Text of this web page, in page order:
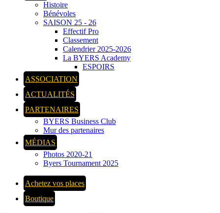
Histoire
Bénévoles
SAISON 25 - 26
Effectif Pro
Classement
Calendrier 2025-2026
La BYERS Academy
ESPOIRS
ASSOCIATION
ACTUALITÉS
PARTENAIRES
BYERS Business Club
Mur des partenaires
MÉDIAS
Photos 2020-21
Byers Tournament 2025
Achetez vos places
Boutique